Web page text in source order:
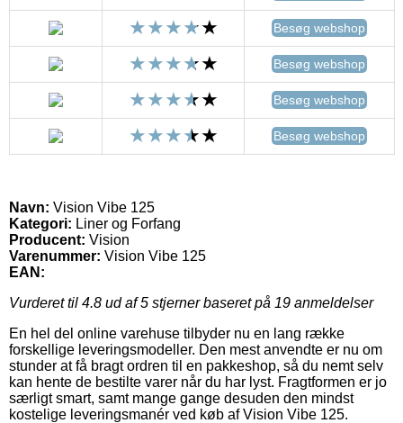
Besøg webshop
Besøg webshop
Besøg webshop
Besøg webshop
Navn: Vision Vibe 125
Kategori: Liner og Forfang
Producent: Vision
Varenummer: Vision Vibe 125
EAN:
Vurderet til 4.8 ud af 5 stjerner baseret på 19 anmeldelser
En hel del online varehuse tilbyder nu en lang række
forskellige leveringsmodeller. Den mest anvendte er nu om
stunder at få bragt ordren til en pakkeshop, så du nemt selv
kan hente de bestilte varer når du har lyst. Fragtformen er jo
særligt smart, samt mange gange desuden den mindst
kostelige leveringsmanér ved køb af Vision Vibe 125.